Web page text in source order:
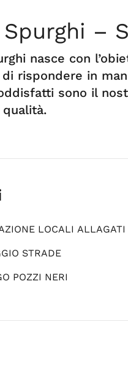
–
nasce con
rispondere in
sono il
LOCALI ALLAGATI
STRADE
POZZI NERI